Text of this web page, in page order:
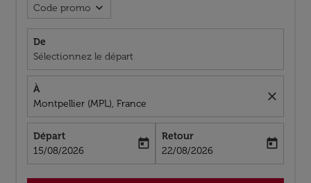
Code promo expand_more
De
Sélectionnez le départ
À
Montpellier (MPL), France
close
Départ
fc-booking-departure-date-aria-label
15/08/2026
today
Retour
fc-booking-return-date-aria-label
22/08/2026
today